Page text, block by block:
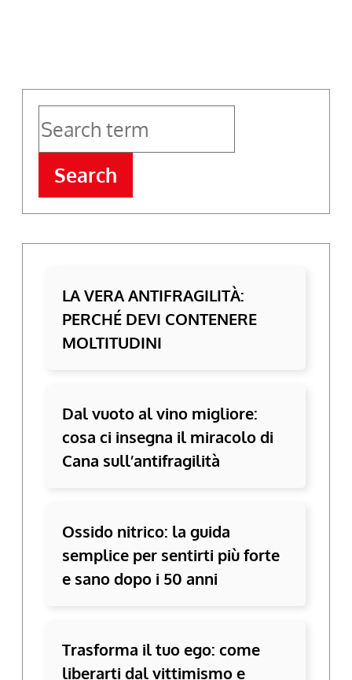
Search
LA VERA ANTIFRAGILITÀ:
PERCHÉ DEVI CONTENERE
MOLTITUDINI
Dal vuoto al vino migliore:
cosa ci insegna il miracolo di
Cana sull’antifragilità
Ossido nitrico: la guida
semplice per sentirti più forte
e sano dopo i 50 anni
Trasforma il tuo ego: come
liberarti dal vittimismo e